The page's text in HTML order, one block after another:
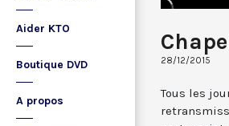
Aider KTO
Boutique DVD
A propos
28/12/2015
Tous les